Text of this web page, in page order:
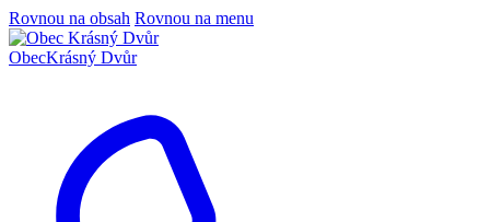
Rovnou na obsah Rovnou na menu
ObecKrásný Dvůr